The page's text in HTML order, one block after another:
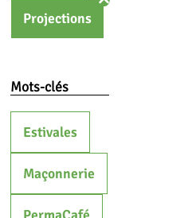
Projections
Mots-clés
Estivales
Maçonnerie